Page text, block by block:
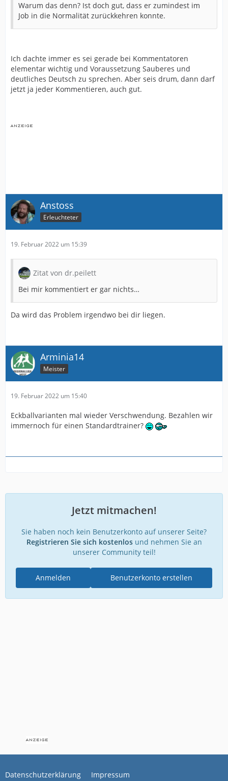
Warum das denn? Ist doch gut, dass er zumindest im
Job in die Normalität zurückkehren konnte.
Ich dachte immer es sei gerade bei Kommentatoren
elementar wichtig und Voraussetzung Sauberes und
deutliches Deutsch zu sprechen. Aber seis drum, dann darf
jetzt ja jeder Kommentieren, auch gut.
Anstoss
Erleuchteter
19. Februar 2022 um 15:39
Zitat von dr.peilett
Bei mir kommentiert er gar nichts…
Da wird das Problem irgendwo bei dir liegen.
Arminia14
Meister
19. Februar 2022 um 15:40
Eckballvarianten mal wieder Verschwendung. Bezahlen wir
immernoch für einen Standardtrainer?
Jetzt mitmachen!
Sie haben noch kein Benutzerkonto auf unserer Seite?
Registrieren Sie sich kostenlosund nehmen Sie an
unserer Community teil!
Benutzerkonto erstellen
Anmelden
Datenschutzerklärung Impressum